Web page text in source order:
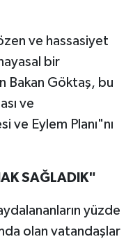
ve hassasiyet
bir
Bakan Göktaş, bu
ve
ve Eylem Planı"nı
SAĞLADIK"
yüzde
olan vatandaşlar